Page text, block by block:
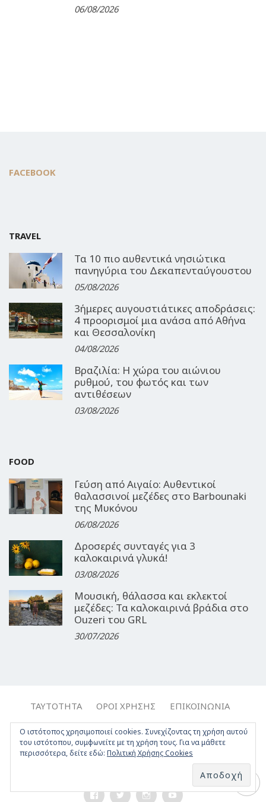
06/08/2026
FACEBOOK
TRAVEL
Τα 10 πιο αυθεντικά νησιώτικα
πανηγύρια του Δεκαπενταύγουστου
05/08/2026
3ήμερες αυγουστιάτικες αποδράσεις:
4 προορισμοί μια ανάσα από Αθήνα
και Θεσσαλονίκη
04/08/2026
Βραζιλία: Η χώρα του αιώνιου
ρυθμού, του φωτός και των
αντιθέσεων
03/08/2026
FOOD
Γεύση από Αιγαίο: Αυθεντικοί
θαλασσινοί μεζέδες στο Barbounaki
της Μυκόνου
06/08/2026
Δροσερές συνταγές για 3
καλοκαιρινά γλυκά!
03/08/2026
Μουσική, θάλασσα και εκλεκτοί
μεζέδες: Τα καλοκαιρινά βράδια στο
Ouzeri του GRL
30/07/2026
ΤΑΥΤΌΤΗΤΑ ΌΡΟΙ ΧΡΉΣΗΣ
ΕΠΙΚΟΙΝΩΝΊΑ
ΔΉΛΩΣΗ ΣΥΜΜΌΡΦΩΣΗΣ
Copyright © 2017-2026, Travelgirl.gr | All rights reserved.
FacebookTwitterInstagramYoutube
Ο ιστότοπος χρησιμοποιεί cookies. Συνεχίζοντας τη χρήση αυτού
του ιστότοπου, συμφωνείτε με τη χρήση τους. Για να μάθετε
περισσότερα, δείτε εδώ: Πολιτική Χρήσης Cookies